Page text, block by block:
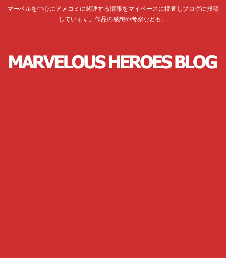
マーベルを中心にアメコミに関連する情報をマイペースに捜査しブログに投稿
しています。作品の感想や考察なども。